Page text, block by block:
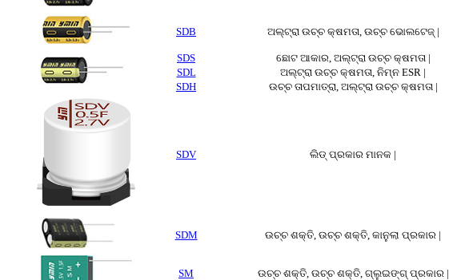
SDB ଅଲ୍ଟ୍ରା ଉଚ୍ଚ କ୍ଷମତା, ଉଚ୍ଚ ଭୋଲଟେଜ୍ |
SDS ଛୋଟ ଆକାର, ଅଲ୍ଟ୍ରା ଉଚ୍ଚ କ୍ଷମତା |
SDL
ଅଲ୍ଟ୍ରା ଉଚ୍ଚ କ୍ଷମତା, ନିମ୍ନ ESR |
SDH
ଉଚ୍ଚ ତାପମାତ୍ରା, ଅଲ୍ଟ୍ରା ଉଚ୍ଚ କ୍ଷମତା |
SDV ଲିଡ୍ ପ୍ରକାର ମାନକ |
SDM ଉଚ୍ଚ ଶକ୍ତି, ଉଚ୍ଚ ଶକ୍ତି, କାନୁଲା ପ୍ରକାର |
SM ଉଚ୍ଚ ଶକ୍ତି, ଉଚ୍ଚ ଶକ୍ତି, ଗ୍ଲୁଇଙ୍ଗ୍ ପ୍ରକାର |